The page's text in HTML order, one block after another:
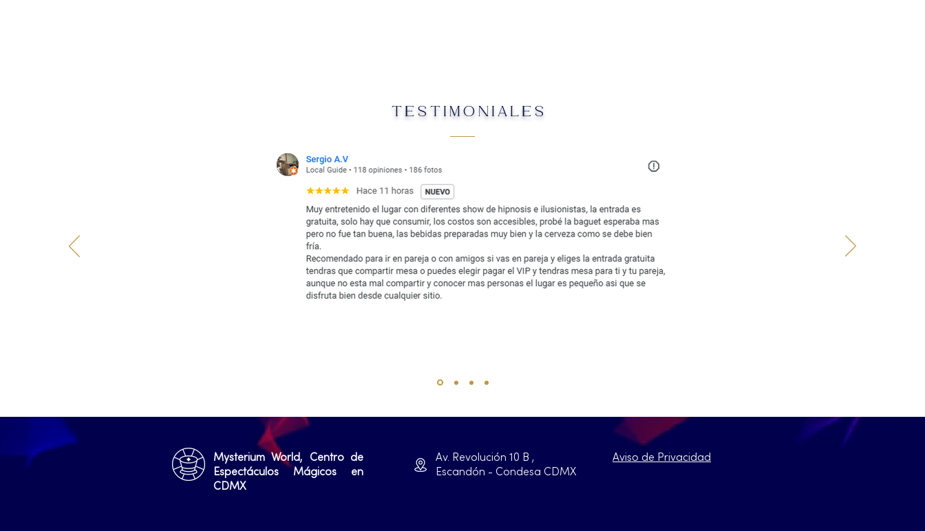
TESTIMONIALES
Mysterium World, Centro de
Espectáculos Mágicos en
CDMX
Av. Revolución 10 B ,
Escandón - Condesa CDMX
Aviso de Privacidad